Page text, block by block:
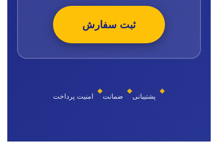
ثبت سفارش
◆
پشتیبانی
◆
ضمانت
◆
امنیت پرداخت